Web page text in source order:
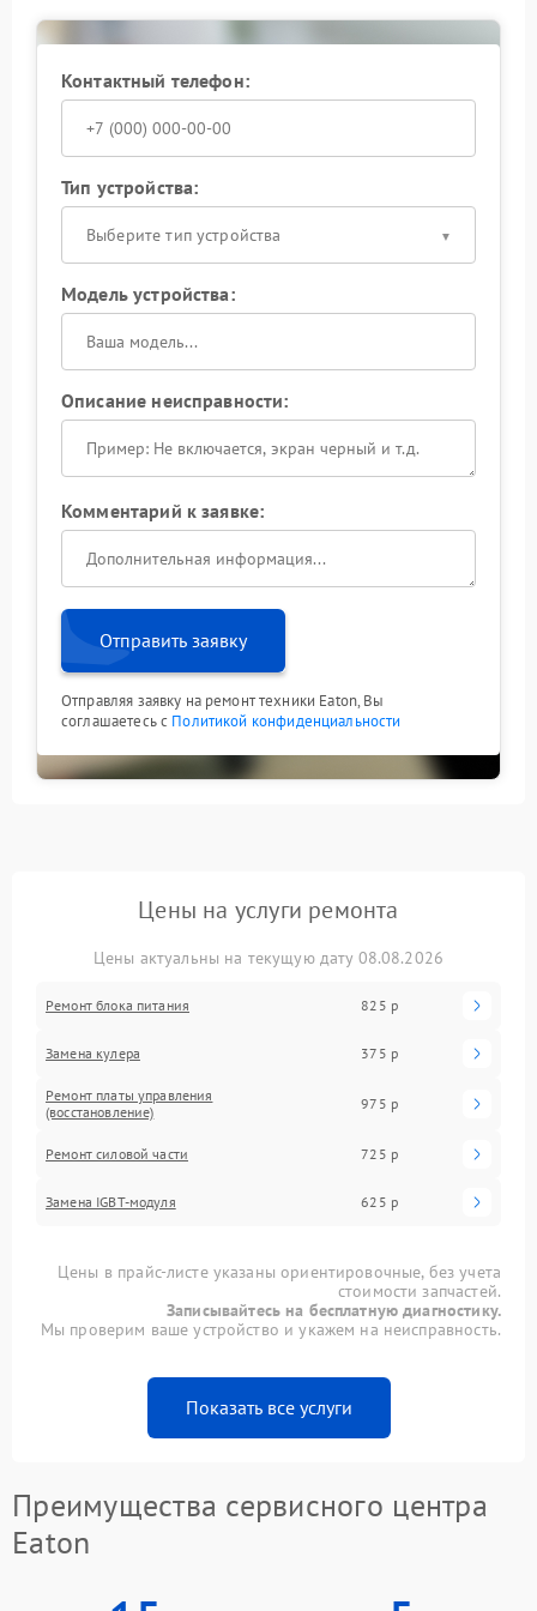
усугубить ситуацию. Доверьте диагностику и ремонт
профессионалам, чтобы вернуть устройству
Контактный телефон:
Тип устройства:
Выберите тип устройства
Модель устройства:
Описание неисправности:
Комментарий к заявке:
Отправить заявку
Отправляя заявку на ремонт техники Eaton, Вы
соглашаетесь с Политикой конфиденциальности
Цены на услуги ремонта
Цены актуальны на текущую дату 08.08.2026
Ремонт блока питания 825 р
Замена кулера 375 р
Ремонт платы управления
(восстановление)
975 р
Ремонт силовой части 725 р
Замена IGBT-модуля 625 р
Цены в прайс-листе указаны ориентировочные, без учета
стоимости запчастей.
Записывайтесь на бесплатную диагностику.
Мы проверим ваше устройство и укажем на неисправность.
Показать все услуги
Преимущества сервисного центра
Eaton